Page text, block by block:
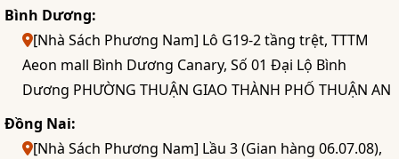
Bình Dương:
[Nhà Sách Phương Nam] Lô G19-2 tầng trệt, TTTM
Aeon mall Bình Dương Canary, Số 01 Đại Lộ Bình
Dương PHƯỜNG THUẬN GIAO THÀNH PHỐ THUẬN AN
Đồng Nai:
[Nhà Sách Phương Nam] Lầu 3 (Gian hàng 06.07.08),